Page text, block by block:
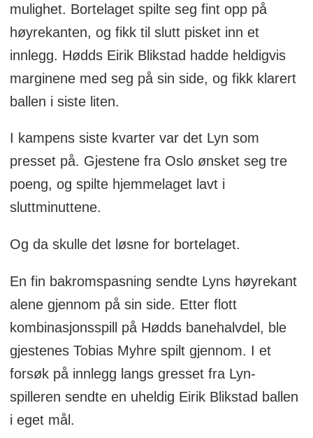
mulighet. Bortelaget spilte seg fint opp på
høyrekanten, og fikk til slutt pisket inn et
innlegg. Hødds Eirik Blikstad hadde heldigvis
marginene med seg på sin side, og fikk klarert
ballen i siste liten.
I kampens siste kvarter var det Lyn som
presset på. Gjestene fra Oslo ønsket seg tre
poeng, og spilte hjemmelaget lavt i
sluttminuttene.
Og da skulle det løsne for bortelaget.
En fin bakromspasning sendte Lyns høyrekant
alene gjennom på sin side. Etter flott
kombinasjonsspill på Hødds banehalvdel, ble
gjestenes Tobias Myhre spilt gjennom. I et
forsøk på innlegg langs gresset fra Lyn-
spilleren sendte en uheldig Eirik Blikstad ballen
i eget mål.